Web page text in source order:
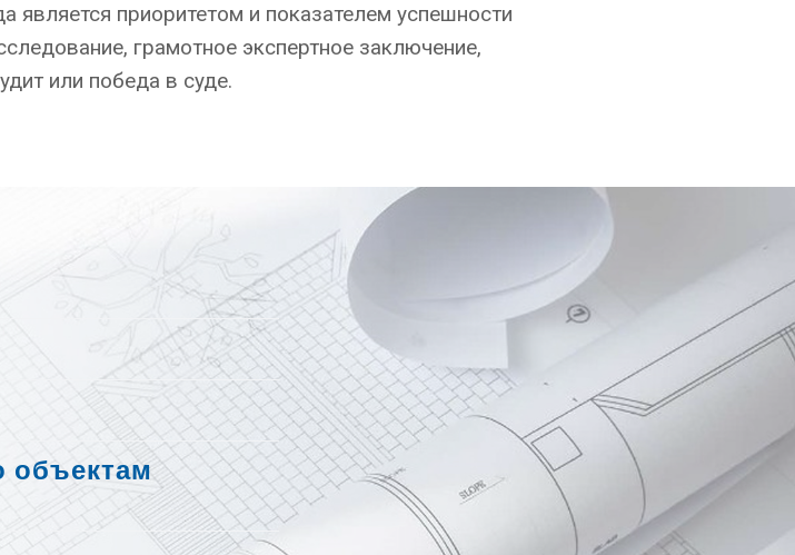
является приоритетом и показателем успешности
грамотное экспертное заключение,
или победа в суде.
объектам